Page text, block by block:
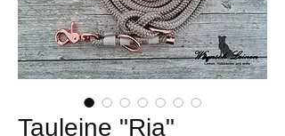
Tauleine "Ria"